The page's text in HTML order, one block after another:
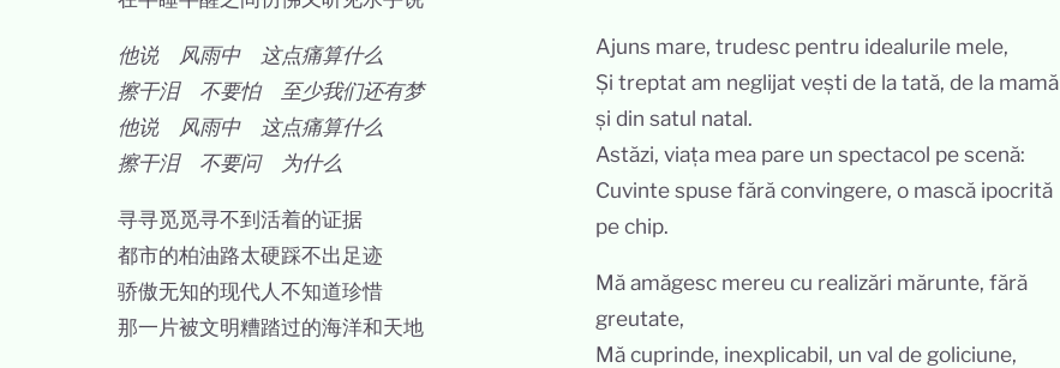
他说 风雨中 这点痛算什么
擦干泪 不要怕 至少我们还有梦
他说 风雨中 这点痛算什么
擦干泪 不要问 为什么
寻寻觅觅寻不到活着的证据
都市的柏油路太硬踩不出足迹
骄傲无知的现代人不知道珍惜
那一片被文明糟踏过的海洋和天地
Ajuns mare, trudesc pentru idealurile mele,
Și treptat am neglijat vești de la tată, de la mamă
și din satul natal.
Astăzi, viața mea pare un spectacol pe scenă:
Cuvinte spuse fără convingere, o mască ipocrită
pe chip.
Mă amăgesc mereu cu realizări mărunte, fără
greutate,
Mă cuprinde, inexplicabil, un val de goliciune,